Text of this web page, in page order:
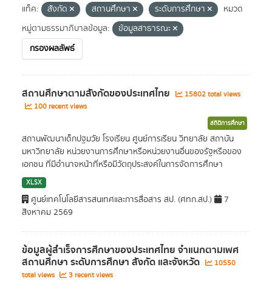
แท็ค: สังกัด สถานศึกษา ระดับการศึกษา
หมวด
หมู่ตามธรรมาภิบาลข้อมูล:
ข้อมูลสาธารณะ
กรองผลลัพธ์
สถานศึกษาตามสังกัดของประเทศไทย
15802 total views
100 recent views
สถิติการศึกษา
สถานพัฒนาเด็กปฐมวัย โรงเรียน ศูนย์การเรียน วิทยาลัย สถาบัน
มหาวิทยาลัย หน่วยงานการศึกษาหรือหน่วยงานอื่นของรัฐหรือของ
เอกชน ที่มีอำนาจหน้าที่หรือมีวัตถุประสงค์ในการจัดการศึกษา
XLSX
ศูนย์เทคโนโลยีสารสนเทศและการสื่อสาร สป. (ศทก.สป.)
7
สิงหาคม 2569
ข้อมูลผู้สำเร็จการศึกษาของประเทศไทย จำแนกตามเพศ
สถานศึกษา ระดับการศึกษา สังกัด และจังหวัด
10550
total views
3 recent views